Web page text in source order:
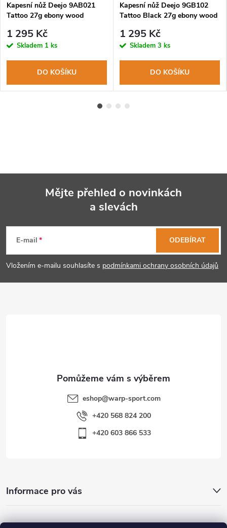
Kapesní nůž Deejo 9AB021
Tattoo 27g ebony wood
1 295 Kč
Skladem 1 ks
DO KOŠÍKU
Kapesní nůž Deejo 9GB102
Tattoo Black 27g ebony wood
1 295 Kč
Skladem 3 ks
DO KOŠÍKU
p
a
Mějte přehled o novinkách
a slevách
E-mail
Vložením e-mailu souhlasíte s podmínkami ochrany osobních údajů
ODEBÍRAT
eshop@warp-sport.com
+420 568 824 200
+420 603 866 533
Informace pro vás